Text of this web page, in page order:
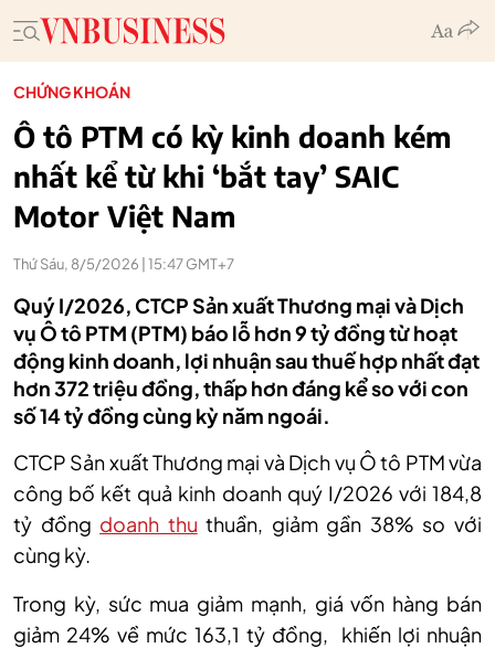
CHỨNG KHOÁN
Ô tô PTM có kỳ kinh doanh kém
nhất kể từ khi ‘bắt tay’ SAIC
Motor Việt Nam
Thứ Sáu, 8/5/2026 | 15:47 GMT+7
Quý I/2026, CTCP Sản xuất Thương mại và Dịch
vụ Ô tô PTM (PTM) báo lỗ hơn 9 tỷ đồng từ hoạt
động kinh doanh, lợi nhuận sau thuế hợp nhất đạt
hơn 372 triệu đồng, thấp hơn đáng kể so với con
số 14 tỷ đồng cùng kỳ năm ngoái.
CTCP Sản xuất Thương mại và Dịch vụ Ô tô PTM vừa
công bố kết quả kinh doanh quý I/2026 với 184,8
tỷ đồng doanh thu thuần, giảm gần 38% so với
cùng kỳ.
Trong kỳ, sức mua giảm mạnh, giá vốn hàng bán
giảm 24% về mức 163,1 tỷ đồng, khiến lợi nhuận